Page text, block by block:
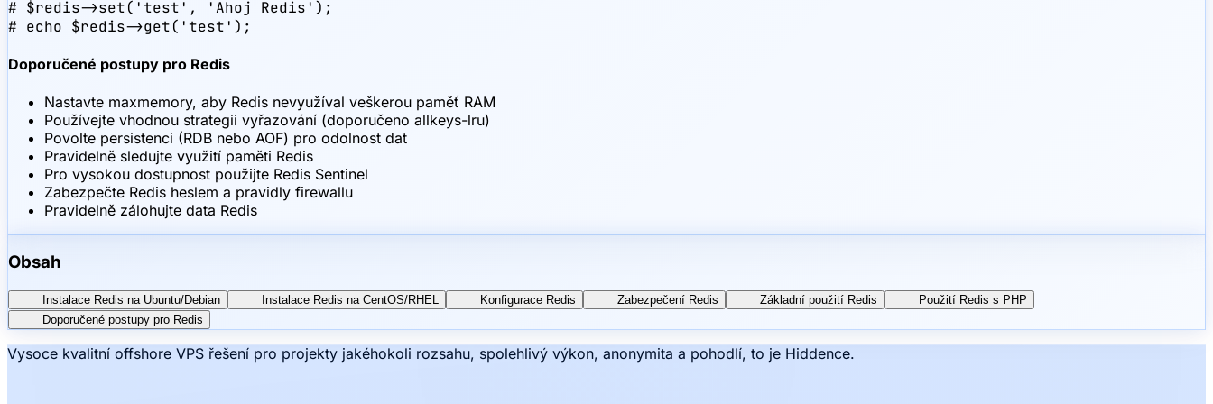
# $redis->set('test', 'Ahoj Redis');
# echo $redis->get('test');
Doporučené postupy pro Redis
Nastavte maxmemory, aby Redis nevyužíval veškerou paměť RAM
Používejte vhodnou strategii vyřazování (doporučeno allkeys-lru)
Povolte persistenci (RDB nebo AOF) pro odolnost dat
Pravidelně sledujte využití paměti Redis
Pro vysokou dostupnost použijte Redis Sentinel
Zabezpečte Redis heslem a pravidly firewallu
Pravidelně zálohujte data Redis
Obsah
Instalace Redis na Ubuntu/Debian Instalace Redis na CentOS/RHEL Konfigurace Redis Zabezpečení Redis Základní použití Redis
Použití Redis s PHP
Doporučené postupy pro Redis
Vysoce kvalitní offshore VPS řešení pro projekty jakéhokoli rozsahu, spolehlivý výkon, anonymita a pohodlí, to je Hiddence.